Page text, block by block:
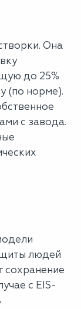
Она
до 25%
(по норме).
с завода.
людей
сохранение
с EIS-